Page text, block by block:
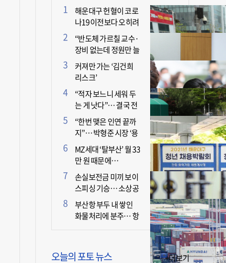
해운대구 헌혈이 코로
나19 이전보다 오히려
더 늘어난 이유는?
“반도체 가르칠 교수·
장비 없는데 정원만 늘
리면 뭐 하나”
커져만 가는 ‘김건희
리스크’
“적자 보느니 세워 두
는 게 낫다”… 결국 전
면 휴업 선언한 택시회
사
“한번 맺은 인연 끝까
지”… 박형준 시장 ‘용
인술’ 주목
MZ세대 ‘탈부산’ 월 33
만 원 때문에…
손실보전금 미끼 보이
스피싱 기승… 소상공
인 두 번 운다
부산항 부두 내 쌓인
화물처리에 분주… 항
오늘의 포토 뉴스 +더보기